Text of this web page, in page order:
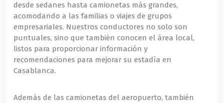
desde sedanes hasta camionetas más grandes,
acomodando a las familias o viajes de grupos
empresariales. Nuestros conductores no solo son
puntuales, sino que también conocen el área local,
listos para proporcionar información y
recomendaciones para mejorar su estadía en
Casablanca.
Además de las camionetas del aeropuerto, también